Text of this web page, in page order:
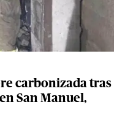
carbonizada tras
San Manuel,